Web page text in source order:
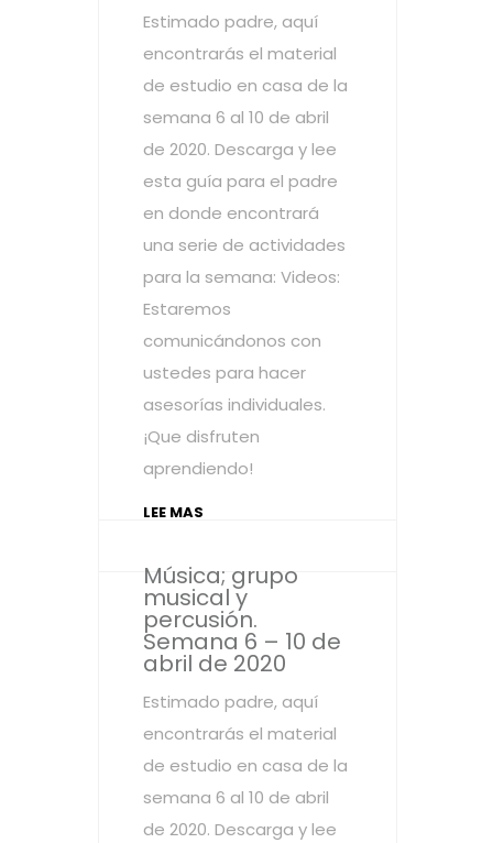
Estimado padre, aquí
encontrarás el material
de estudio en casa de la
semana 6 al 10 de abril
de 2020. Descarga y lee
esta guía para el padre
en donde encontrará
una serie de actividades
para la semana: Videos:
Estaremos
comunicándonos con
ustedes para hacer
asesorías individuales.
¡Que disfruten
aprendiendo!
LEE MAS
Música; grupo
musical y
percusión.
Semana 6 – 10 de
abril de 2020
Estimado padre, aquí
encontrarás el material
de estudio en casa de la
semana 6 al 10 de abril
de 2020. Descarga y lee